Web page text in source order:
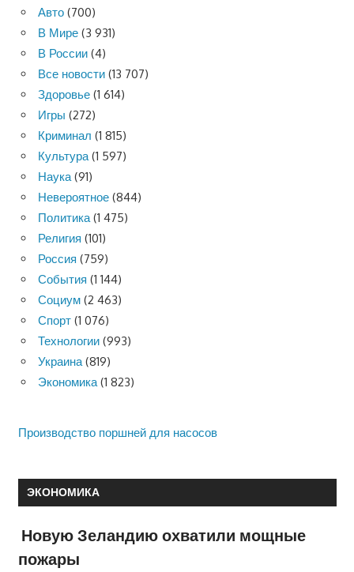
Авто (700)
В Мире (3 931)
В России (4)
Все новости (13 707)
Здоровье (1 614)
Игры (272)
Криминал (1 815)
Культура(1 597)
Наука(91)
Невероятное (844)
Политика(1 475)
Религия (101)
Россия (759)
События (1 144)
Социум (2 463)
Спорт (1 076)
Технологии (993)
Украина(819)
Экономика(1 823)
Производство поршней для насосов
ЭКОНОМИКА
Новую Зеландию охватили мощные
пожары